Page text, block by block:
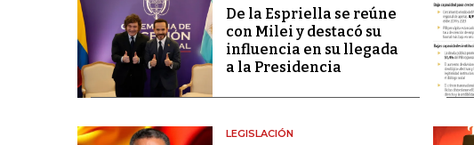
De la Espriella se reúne
con Milei y destacó su
influencia en su llegada
a la Presidencia
LEGISLACIÓN